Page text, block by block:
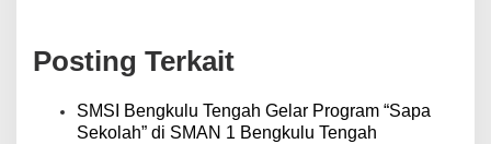
a
s
Posting Terkait
SMSI Bengkulu Tengah Gelar Program “Sapa
Sekolah” di SMAN 1 Bengkulu Tengah